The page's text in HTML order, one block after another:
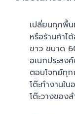
เปลี่ยนทุกพื้น
หรือร้านค้าไ
ขาว ขนาด
อเนกประสง
ตอบโจทย์ทุก
โต๊ะทำงานใ
โต๊ะวางของ